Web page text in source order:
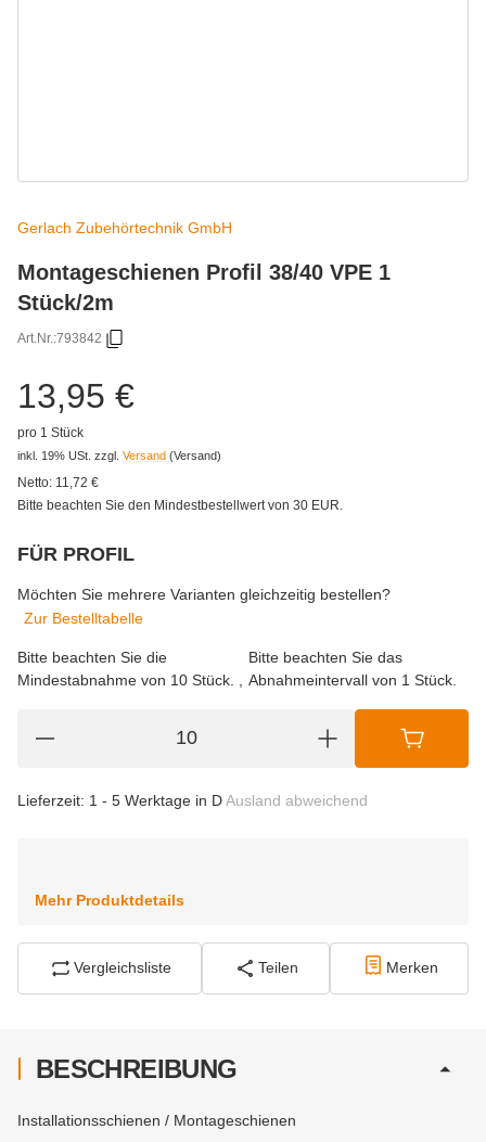
Gerlach Zubehörtechnik GmbH
Montageschienen Profil 38/40 VPE 1
Stück/2m
Art.Nr.:793842
13,95 €
pro 1 Stück
inkl. 19% USt. zzgl. Versand (Versand)
Netto: 11,72 €
Bitte beachten Sie den Mindestbestellwert von 30 EUR.
FÜR PROFIL
Möchten Sie mehrere Varianten gleichzeitig bestellen?
Zur Bestelltabelle
Bitte beachten Sie die
Mindestabnahme von 10 Stück.
Bitte beachten Sie das
Abnahmeintervall von 1 Stück.
Lieferzeit: 1 - 5 Werktage in DAusland abweichend
Mehr Produktdetails
Vergleichsliste Teilen Merken
BESCHREIBUNG
Installationsschienen / Montageschienen